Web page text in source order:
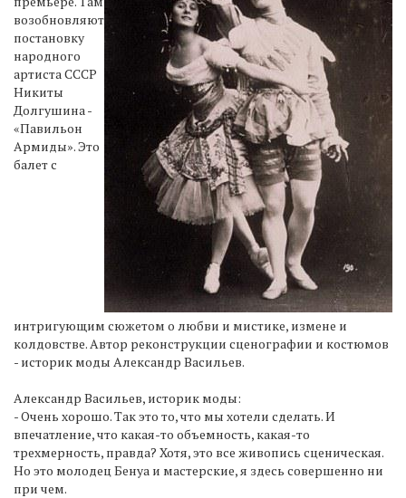
возобновляют
постановку
народного
артиста СССР
Никиты
Долгушина -
«Павильон
Армиды». Это
балет с
интригующим сюжетом о любви и мистике, измене и
колдовстве. Автор реконструкции сценографии и костюмов
- историк моды Александр Васильев.
Александр Васильев, историк моды:
- Очень хорошо. Так это то, что мы хотели сделать. И
впечатление, что какая-то объемность, какая-то
трехмерность, правда? Хотя, это все живопись сценическая.
Но это молодец Бенуа и мастерские, я здесь совершенно ни
при чем.